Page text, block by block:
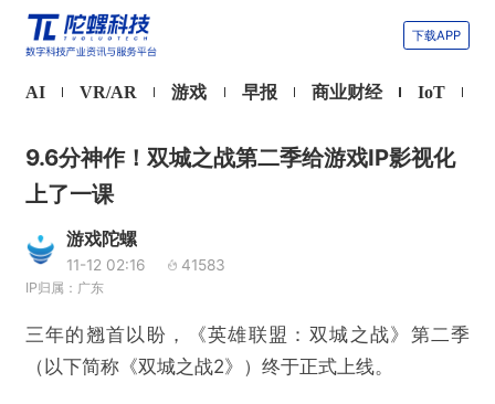
下载APP
AI VR/AR 游戏 早报 商业财经 IoT
9.6分神作！双城之战第二季给游戏IP影视化
上了一课
游戏陀螺
11-12 02:16 41583
IP归属：广东
三年的翘首以盼，《英雄联盟：双城之战》第二季
（以下简称《双城之战2》）终于正式上线。